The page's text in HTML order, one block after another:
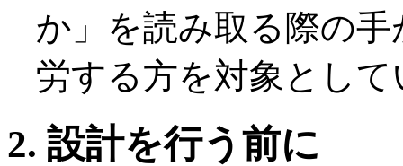
か」を読み取る際の
労する方を対象とし
2. 設計を行う前に